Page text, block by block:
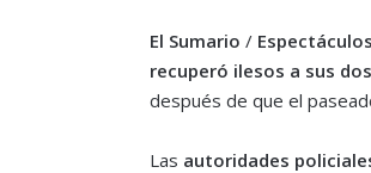
El Sumario / Espectáculos
recuperó ilesos a sus
después de que el
Las autoridades